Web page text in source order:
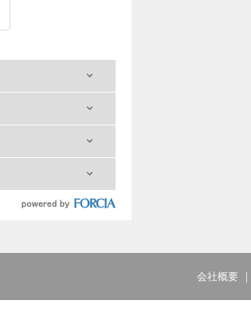
会社概要